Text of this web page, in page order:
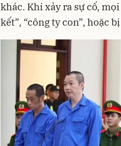
khác. Khi xảy ra sự cố,
kết”, “công ty con”, hoặc